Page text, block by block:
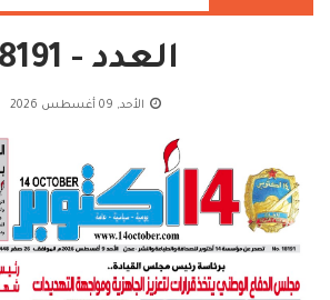
العدد - 18191
الأحد, 09 أغسطس 2026